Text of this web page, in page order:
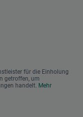
für die Einholung
getroffen, um
handelt. Mehr